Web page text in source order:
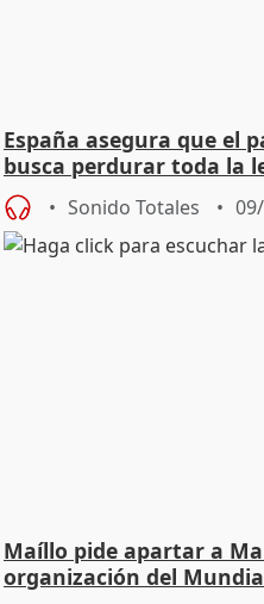
España asegura que el
busca perdurar toda la
Sonido Totales
Maíllo pide apartar a
organización del